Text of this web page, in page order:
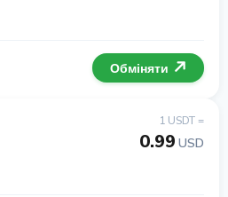
Обміняти
1 USDT =
0.99 USD